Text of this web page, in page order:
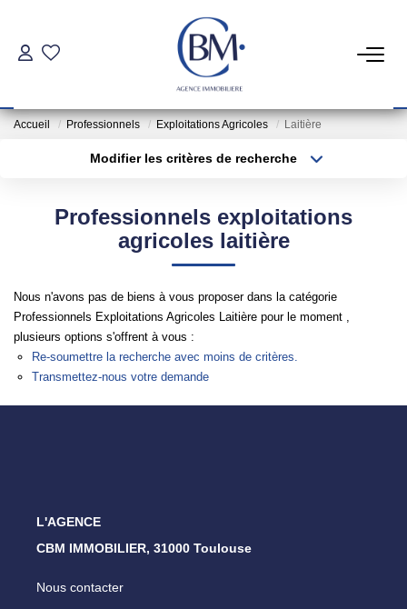
PARTICULIERS
Location
COMMERCES ET BUREAUX
Location Locaux Professionnels
INVESTISSEURS
Accueil Professionnels Exploitations Agricoles Laitière
Modifier les critères de recherche
Type de bien
Surface min
Créer une alerte
Professionnels exploitations
agricoles laitière
Nous n'avons pas de biens à vous proposer dans la catégorie
Professionnels Exploitations Agricoles Laitière pour le moment ,
plusieurs options s'offrent à vous :
Re-soumettre la recherche avec moins de critères.
Transmettez-nous votre demande
L'AGENCE
CBM IMMOBILIER, 31000 Toulouse
Nous contacter